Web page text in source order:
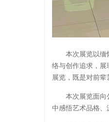
本次展览以缅
络与创作追求，展
展览，既是对前辈
本次展览面向
中感悟艺术品格、